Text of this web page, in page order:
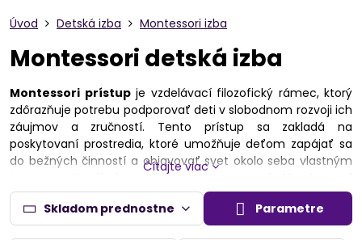
Úvod Detská izba Montessori izba
Montessori detská izba
Montessori prístupje vzdelávací filozofický rámec, ktorý
zdôrazňuje potrebu podporovať deti v slobodnom rozvoji ich
záujmov a zručností. Tento prístup sa zakladá na
poskytovaní prostredia, ktoré umožňuje deťom zapájať sa
do bežných činností a objavovať svet okolo seba vlastným
tempom. V súlade s týmto prístupom sú
hračkynavrhnuté tak, aby stimuluje detskú zvedavosť a
podporujú ich rozvoj cez praktické skúsenosti a objavovanie.
Čítajte viac
Skladom prednostne Parametre